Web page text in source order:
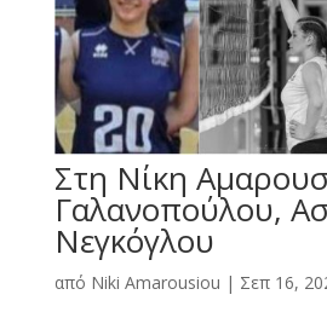
Στη Νίκη
Γαλανοπούλου,
Νεγκόγλου
από Niki Amarousiou | Σεπ 16,